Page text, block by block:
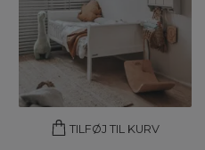
TILFØJ TIL KURV